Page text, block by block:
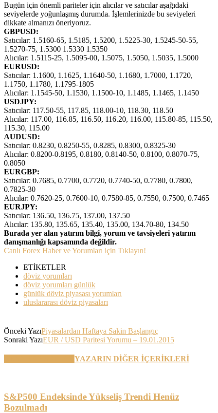
Bugün için önemli pariteler için alıcılar ve satıcılar aşağıdaki
seviyelerde yoğunlaşmış durumda. İşlemlerinizde bu seviyeleri
dikkate almanızı öneriyoruz.
GBPUSD:
Satıcılar: 1.5160-65, 1.5185, 1.5200, 1.5225-30, 1.5245-50-55,
1.5270-75, 1.5300 1.5330 1.5350
Alıcılar: 1.5115-25, 1.5095-00, 1.5075, 1.5050, 1.5035, 1.5000
EURUSD:
Satıcılar: 1.1600, 1.1625, 1.1640-50, 1.1680, 1.7000, 1.1720,
1.1750, 1.1780, 1.1795-1805
Alıcılar: 1.1545-50, 1.1530, 1.1500-10, 1.1485, 1.1465, 1.1450
USDJPY:
Satıcılar: 117.50-55, 117.85, 118.00-10, 118.30, 118.50
Alıcılar: 117.00, 116.85, 116.50, 116.20, 116.00, 115.80-85, 115.50,
115.30, 115.00
AUDUSD:
Satıcılar: 0.8230, 0.8250-55, 0.8285, 0.8300, 0.8325-30
Alıcılar: 0.8200-0.8195, 0.8180, 0.8140-50, 0.8100, 0.8070-75,
0.8050
EURGBP:
Satıcılar: 0.7685, 0.7700, 0.7720, 0.7740-50, 0.7780, 0.7800,
0.7825-30
Alıcılar: 0.7620-25, 0.7600-10, 0.7580-85, 0.7550, 0.7500, 0.7465
EURJPY:
Satıcılar: 136.50, 136.75, 137.00, 137.50
Alıcılar: 135.80, 135.65, 135.40, 135.00, 134.70-80, 134.50
Burada yer alan yatırım bilgi, yorum ve tavsiyeleri yatırım
danışmanlığı kapsamında değildir.
Canlı Forex Haber ve Yorumları için Tıklayın!
ETİKETLER
döviz yorumları
döviz yorumları günlük
günlük döviz piyasası yorumları
uluslararası döviz piyasaları
Önceki YazıPiyasalardan Haftaya Sakin Başlangıç
Sonraki YazıEUR / USD Paritesi Yorumu – 19.01.2015
YAZARIN DİĞER İÇERİKLERİ
S&P500 Endeksinde Yükseliş Trendi Henüz
Bozulmadı